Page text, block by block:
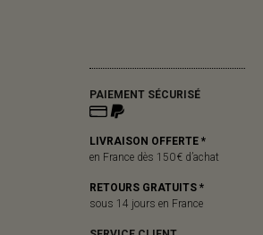
PAIEMENT SÉCURISÉ
LIVRAISON OFFERTE *
en France dès 150 € d’achat
RETOURS GRATUITS *
sous 14 jours en France